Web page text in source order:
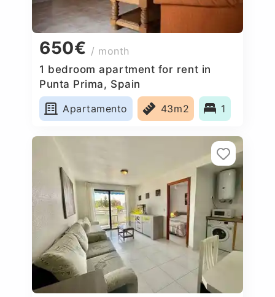
650€ / month
1 bedroom apartment for rent in
Punta Prima, Spain
Apartamento
43m2 1